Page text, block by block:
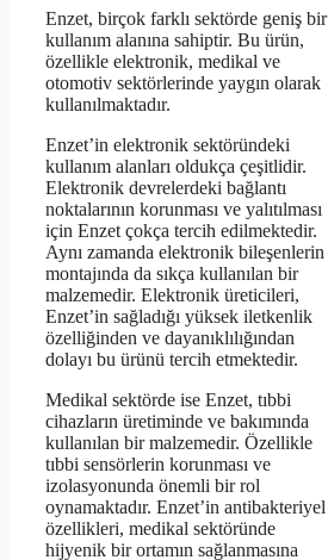
Enzet, birçok farklı sektörde geniş bir
kullanım alanına sahiptir. Bu ürün,
özellikle elektronik, medikal ve
otomotiv sektörlerinde yaygın olarak
kullanılmaktadır.
Enzet’in elektronik sektöründeki
kullanım alanları oldukça çeşitlidir.
Elektronik devrelerdeki bağlantı
noktalarının korunması ve yalıtılması
için Enzet çokça tercih edilmektedir.
Aynı zamanda elektronik bileşenlerin
montajında da sıkça kullanılan bir
malzemedir. Elektronik üreticileri,
Enzet’in sağladığı yüksek iletkenlik
özelliğinden ve dayanıklılığından
dolayı bu ürünü tercih etmektedir.
Medikal sektörde ise Enzet, tıbbi
cihazların üretiminde ve bakımında
kullanılan bir malzemedir. Özellikle
tıbbi sensörlerin korunması ve
izolasyonunda önemli bir rol
oynamaktadır. Enzet’in antibakteriyel
özellikleri, medikal sektöründe
hijyenik bir ortamın sağlanmasına